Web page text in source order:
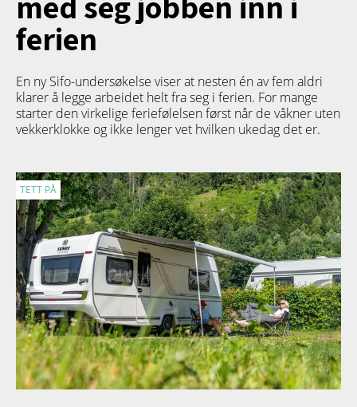
ferien
En ny Sifo-undersøkelse viser at nesten én av fem aldri
klarer å legge arbeidet helt fra seg i ferien. For mange
starter den virkelige feriefølelsen først når de våkner uten
vekkerklokke og ikke lenger vet hvilken ukedag det er.
TETT PÅ